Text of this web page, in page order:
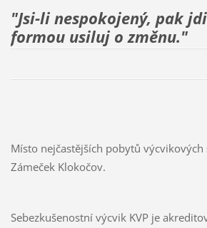
"Jsi-li nespokojený, pak
formou usiluj o změnu."
Místo nejčastějších pobytů výcvikových
Zámeček Klokočov.
Sebezkušenostní výcvik KVP je